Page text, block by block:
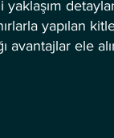
yapılan kitle
avantajlar ele